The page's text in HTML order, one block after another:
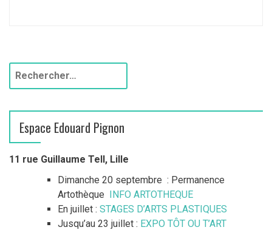
Espace Edouard Pignon
11 rue Guillaume Tell, Lille
Dimanche 20 septembre : Permanence
Artothèque INFO ARTOTHEQUE
En juillet : STAGES D’ARTS PLASTIQUES
Jusqu’au 23 juillet : EXPO TÔT OU T’ART